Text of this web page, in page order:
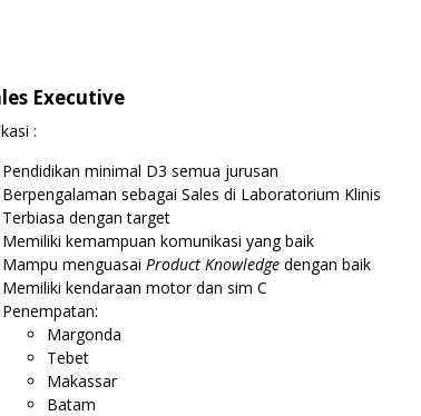
Executive
:
Pendidikan minimal D3 semua jurusan
Berpengalaman sebagai Sales di Laboratorium Klinis
Terbiasa dengan target
Memiliki kemampuan komunikasi yang baik
Mampu menguasai Product Knowledge dengan baik
Memiliki kendaraan motor dan sim C
Penempatan:
Margonda
Tebet
Makassar
Batam